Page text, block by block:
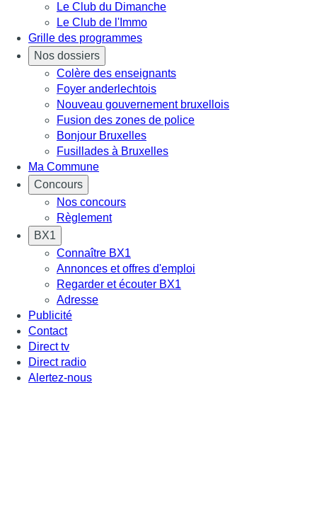
Le Club du Dimanche
Le Club de l'Immo
Grille des programmes
Nos dossiers
Colère des enseignants
Foyer anderlechtois
Nouveau gouvernement bruxellois
Fusion des zones de police
Bonjour Bruxelles
Fusillades à Bruxelles
Ma Commune
Concours
Nos concours
Règlement
BX1
Connaître BX1
Annonces et offres d'emploi
Regarder et écouter BX1
Adresse
Publicité
Contact
Direct tv
Direct radio
Alertez-nous